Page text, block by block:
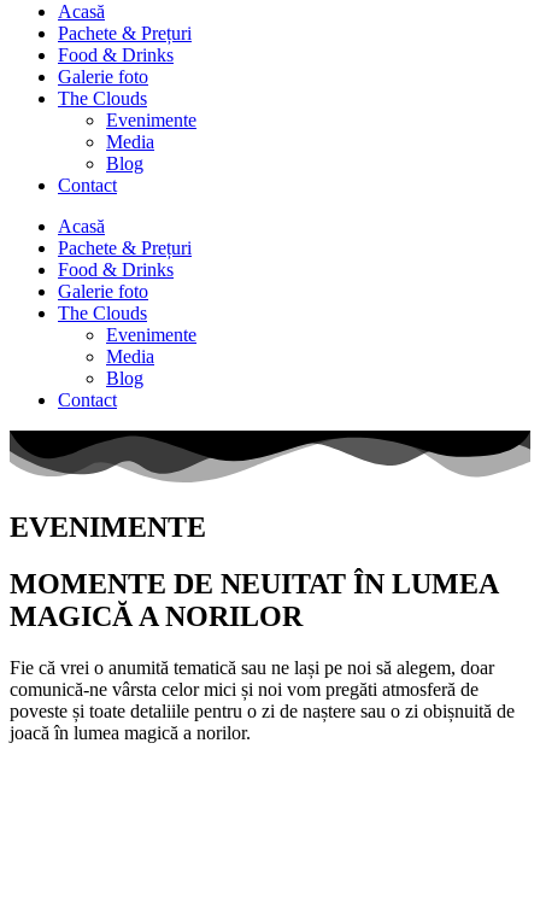
Acasă
Pachete & Prețuri
Food & Drinks
Galerie foto
The Clouds
Evenimente
Media
Blog
Contact
Acasă
Pachete & Prețuri
Food & Drinks
Galerie foto
The Clouds
Evenimente
Media
Blog
Contact
EVENIMENTE
MOMENTE DE NEUITAT ÎN LUMEA
MAGICĂ A NORILOR
Fie că vrei o anumită tematică sau ne lași pe noi să alegem, doar
comunică-ne vârsta celor mici și noi vom pregăti atmosferă de
poveste și toate detaliile pentru o zi de naștere sau o zi obișnuită de
joacă în lumea magică a norilor.